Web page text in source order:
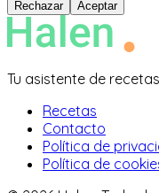
Rechazar Aceptar
Tu asistente de
Recetas
Contacto
Política de
Política de